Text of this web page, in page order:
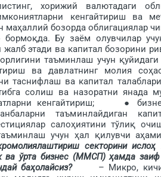
хорижий валютадаги
кенгайтириш ва
­бозорда облигациялар
Бу заём олувчилар
этади ва капитал бозорини
таъминлаш учун
ва давлатнинг молия
ва капитал талаблари
солиш ва назоратни
кенгайтириш; ●
таъминлайдиган
салоҳиятини тўлиқ
учун ҳал қилувчи
секторини
ва ўрта бизнес (ММCП) ҳамда заиф
баҳолайсиз?– Микро, кичик